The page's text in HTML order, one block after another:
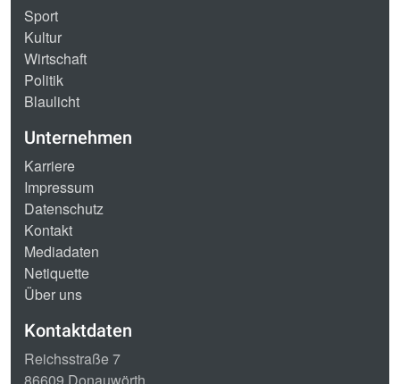
Sport
Kultur
Wirtschaft
Politik
Blaulicht
Unternehmen
Karriere
Impressum
Datenschutz
Kontakt
Mediadaten
Netiquette
Über uns
Kontaktdaten
Reichsstraße 7